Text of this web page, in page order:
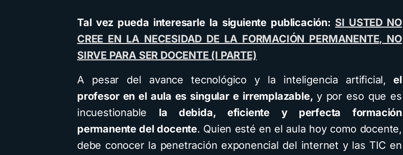
Tal vez pueda interesarle la siguiente publicación: SI USTED NO
CREE EN LA NECESIDAD DE LA FORMACIÓN PERMANENTE, NO
SIRVE PARA SER DOCENTE (I PARTE)
A pesar del avance tecnológico y la inteligencia artificial, el
profesor en el aula es singular e irremplazable, y por eso que es
incuestionable la debida, eficiente y perfecta formación
permanente del docente. Quien esté en el aula hoy como docente,
debe conocer la penetración exponencial del internet y las TIC en